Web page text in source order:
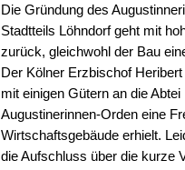
Die Gründung des
Stadtteils Löhndorf geht mit
zurück, gleichwohl der Bau
Der Kölner Erzbischof
mit einigen Gütern an die
Augustinerinnen-Orden eine
Wirtschaftsgebäude erhielt.
die Aufschluss über die kurze